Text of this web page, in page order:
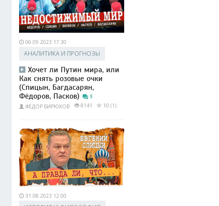
06.09.2023 17:30
АНАЛИТИКА И ПРОГНОЗЫ
Хочет ли Путин мира, или
Как снять розовые очки
(Спицын, Багдасарян,
Фёдоров, Пасков)
3
ФЁДОР БИРЮКОВ 8141 10 (1)
31.08.2023 12:00